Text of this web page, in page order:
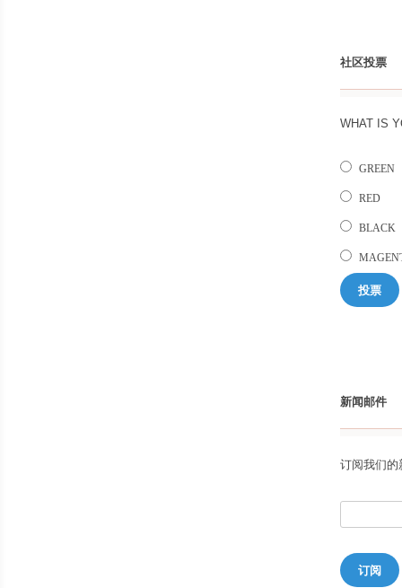
社区投票
WHAT IS
GREEN
RED
BLACK
投票
新闻邮件
订阅我们的
订阅